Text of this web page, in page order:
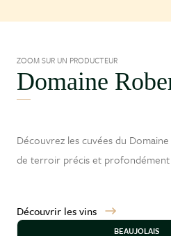
ZOOM SUR UN PRODUCTEUR
Domaine
Découvrez les cuvées du
de terroir précis et profondément
Découvrir les vins
BEAUJOLAIS